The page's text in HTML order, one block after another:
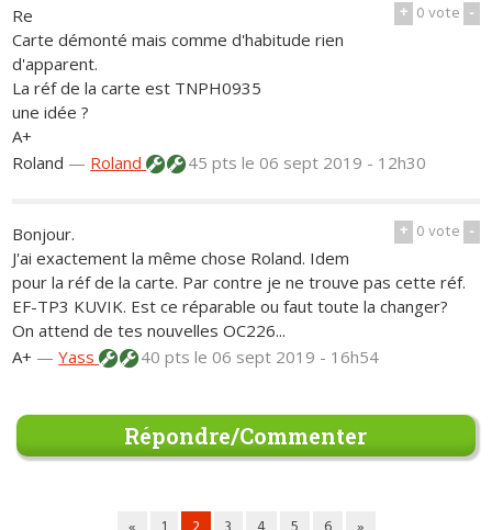
+ 0vote -
Re
Carte démonté mais comme d'habitude rien
d'apparent.
La réf de la carte est TNPH0935
une idée ?
A+
Roland — Roland 45 ptsle 06 sept 2019 - 12h30
+ 0vote -
Bonjour.
J'ai exactement la même chose Roland. Idem
pour la réf de la carte. Par contre je ne trouve pas cette réf.
EF-TP3 KUVIK. Est ce réparable ou faut toute la changer?
On attend de tes nouvelles OC226...
A+ —Yass 40 ptsle 06 sept 2019 - 16h54
Répondre/Commenter